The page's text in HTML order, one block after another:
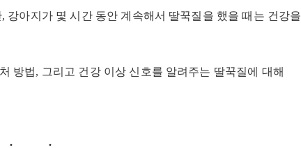
아지가 몇 시간 동안 계속해서 딸꾹질을 했을 때는 건강을
방법, 그리고 건강 이상 신호를 알려주는 딸꾹질에 대해